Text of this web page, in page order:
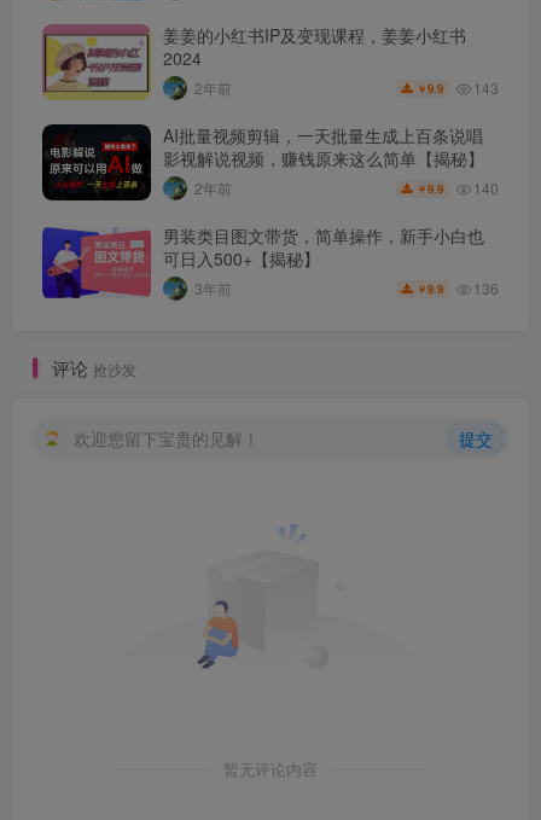
姜姜的小红书IP及变现课程，姜姜小红书
2024
2年前 ￥9.9 143
AI批量视频剪辑，一天批量生成上百条说唱
影视解说视频，赚钱原来这么简单【揭秘】
2年前 ￥9.9 140
男装类目图文带货，简单操作，新手小白也
可日入500+【揭秘】
3年前 ￥9.9 136
评论 抢沙发
欢迎您留下宝贵的见解！ 提交
暂无评论内容